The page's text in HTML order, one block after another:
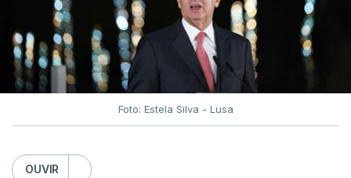
Foto: Estela Silva - Lusa
OUVIR